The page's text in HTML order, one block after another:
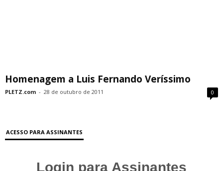
Homenagem a Luis Fernando Veríssimo
PLETZ.com - 28 de outubro de 2011 0
ACESSO PARA ASSINANTES
Login para Assinantes